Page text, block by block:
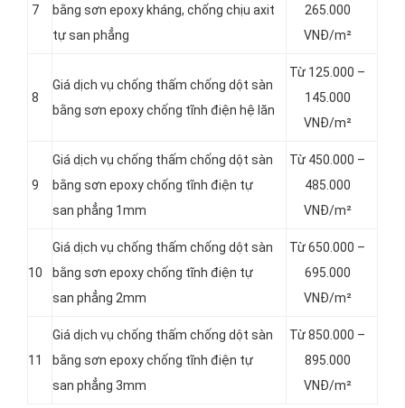
7
bằng sơn epoxy kháng, chống chịu axit
tự san phẳng
265.000
VNĐ/m²
8
Giá dịch vụ chống thấm chống dột sàn
bằng sơn epoxy chống tĩnh điện hệ lăn
Từ 125.000 –
145.000
VNĐ/m²
9
Giá dịch vụ chống thấm chống dột sàn
bằng sơn epoxy chống tĩnh điện tự
san phẳng 1mm
Từ 450.000 –
485.000
VNĐ/m²
10
Giá dịch vụ chống thấm chống dột sàn
bằng sơn epoxy chống tĩnh điện tự
san phẳng 2mm
Từ 650.000 –
695.000
VNĐ/m²
11
Giá dịch vụ chống thấm chống dột sàn
bằng sơn epoxy chống tĩnh điện tự
san phẳng 3mm
Từ 850.000 –
895.000
VNĐ/m²